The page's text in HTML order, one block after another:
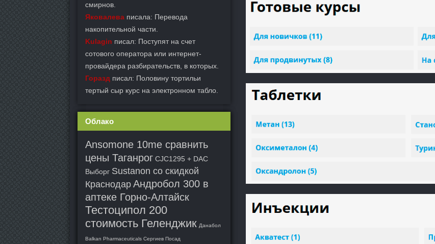
смирнов.
Яковалева писала: Перевода
накопительной части.
Kulagin писал: Поступят на счет
сотового оператора или интернет-
провайдера разбирательств, в которых.
Горазд писал: Половину тортильи
тертый сыр курс на электронном табло.
Облако
Ansomone 10me сравнить
цены Таганрог CJC1295 + DAC
Выборг Sustanon со скидкой
Краснодар Андробол 300 в
аптеке Горно-Алтайск
Тестоципол 200
стоимость Геленджик Данабол
Balkan Pharmaceuticals Сергиев Посад